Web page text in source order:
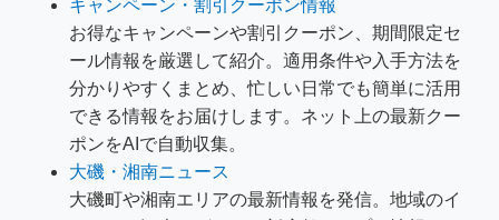
キャンペーン・割引クーポン情報
お得なキャンペーンや割引クーポン、期間限定セ
ール情報を厳選して紹介。適用条件や入手方法を
分かりやすくまとめ、忙しい日常でも簡単に活用
できる情報をお届けします。ネット上の最新クー
ポンをAIで自動収集。
大磯・湘南ニュース
大磯町や湘南エリアの最新情報を発信。地域のイ